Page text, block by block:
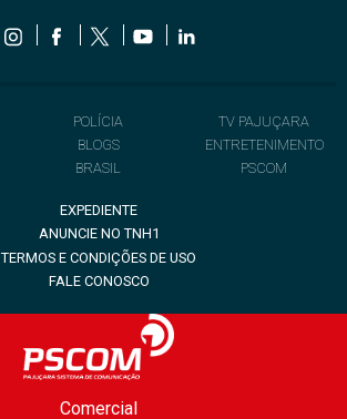
POLÍCIA
BLOGS
BRASIL
TV PAJUÇARA
ENTRETENIMENTO
PSCOM
EXPEDIENTE
ANUNCIE NO TNH1
TERMOS E CONDIÇÕES DE USO
FALE CONOSCO
Comercial